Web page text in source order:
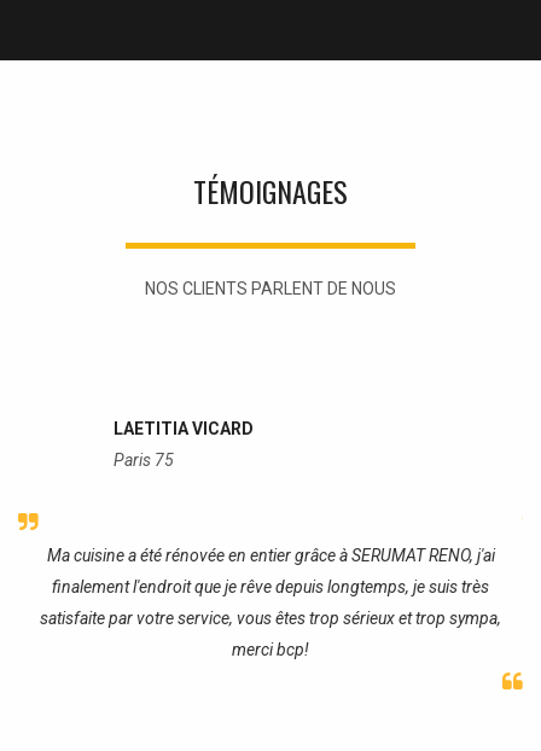
TÉMOIGNAGES
NOS CLIENTS PARLENT DE NOUS
LAETITIA VICARD
Paris 75
Ma cuisine a été rénovée en entier grâce à SERUMAT RENO, j'ai
finalement l'endroit que je rêve depuis longtemps, je suis très
satisfaite par votre service, vous êtes trop sérieux et trop sympa,
merci bcp!